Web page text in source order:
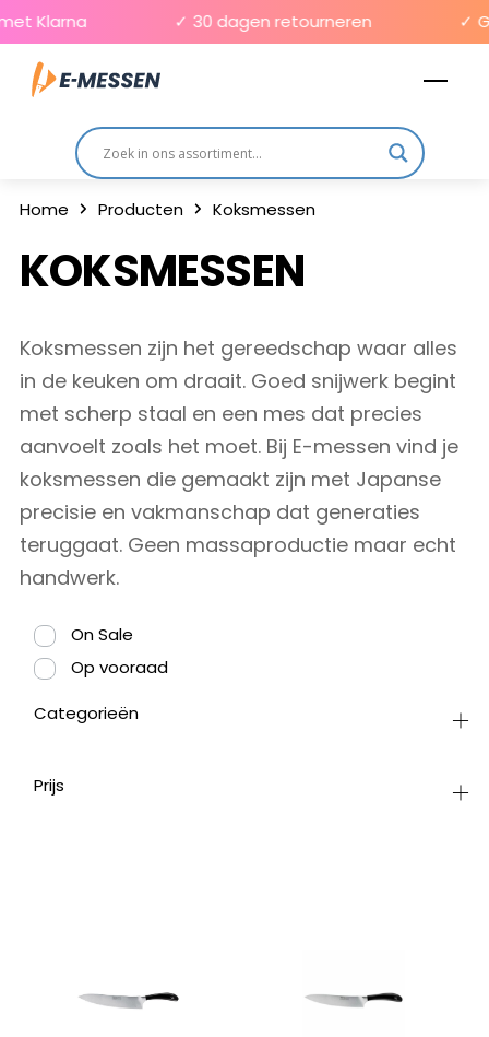
Skip
to
content
✓ 30 dagen retourneren ✓
Home Producten Koksmessen
KOKSMESSEN
Koksmessen zijn het gereedschap waar alles
in de keuken om draait. Goed snijwerk begint
met scherp staal en een mes dat precies
aanvoelt zoals het moet. Bij E-messen vind je
koksmessen die gemaakt zijn met Japanse
precisie en vakmanschap dat generaties
teruggaat. Geen massaproductie maar echt
handwerk.
On Sale
Op vooraad
Categorieën
Prijs